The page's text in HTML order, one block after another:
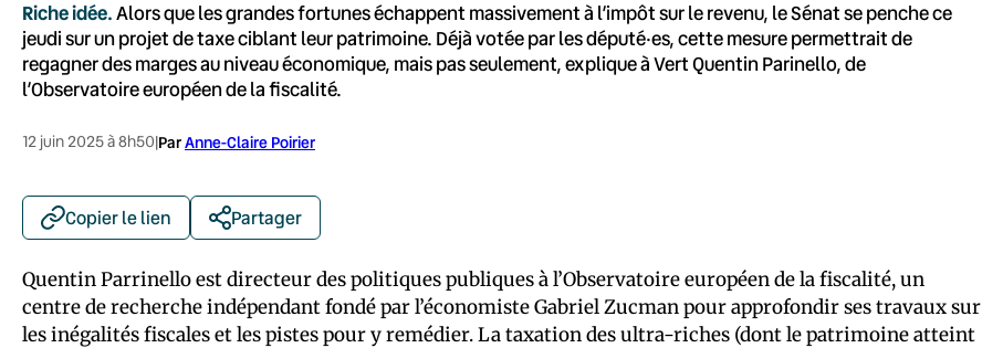
Riche idée.Alors que les grandes fortunes échappent massivement à l’impôt sur le revenu, le Sénat se penche ce
jeudi sur un projet de taxe ciblant leur patrimoine. Déjà votée par les député·es, cette mesure permettrait de
regagner des marges au niveau économique, mais pas seulement, explique à Vert Quentin Parinello, de
l’Observatoire européen de la fiscalité.
12 juin 2025 à 8h50|ParAnne-Claire Poirier
Copier le lien Partager
Quentin Parrinello est directeur des politiques publiques à l’Observatoire européen de la fiscalité, un
centre de recherche indépendant fondé par l’économiste Gabriel Zucman pour approfondir ses travaux sur
les inégalités fiscales et les pistes pour y remédier. La taxation des ultra-riches (dont le patrimoine atteint